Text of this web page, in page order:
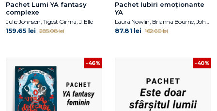
Pachet Lumi YA fantasy
complexe
Julie Johnson, Tigest Girma, J. Elle
159.65 lei 285.08 lei
Pachet Iubiri emoționante
YA
Laura Nowlin, Brianna Bourne, John Green
87.81 lei 162.60 lei
-46% -40%